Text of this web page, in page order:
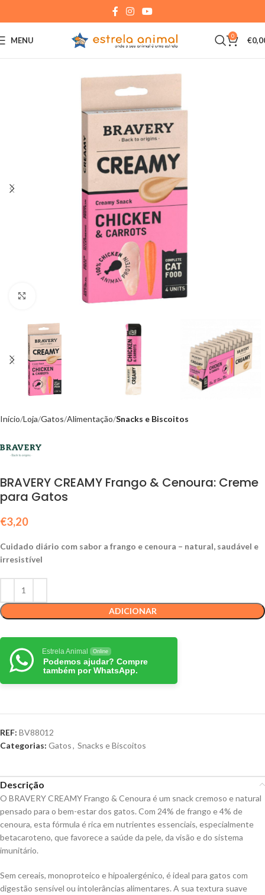
MENU 0 €
Click to enlarge
Início Loja Gatos Alimentação Snacks e Biscoitos
BRAVERY CREAMY Frango & Cenoura: Creme
para Gatos
€3,20
Cuidado diário com sabor a frango e cenoura – natural, saudável e
irresistível
ADICIONAR
Estrela Animal Online
Podemos ajudar? Compre
também por WhatsApp.
REF: BV88012
Categorias: Gatos, Snacks e Biscoitos
Descrição
O BRAVERY CREAMY Frango & Cenoura é um snack cremoso e natural
pensado para o bem-estar dos gatos. Com 24% de frango e 4% de
cenoura, esta fórmula é rica em nutrientes essenciais, especialmente
betacaroteno, que favorece a saúde da pele, da visão e do sistema
imunitário.
Sem cereais, monoproteico e hipoalergénico, é ideal para gatos com
digestão sensível ou intolerâncias alimentares. A sua textura suave